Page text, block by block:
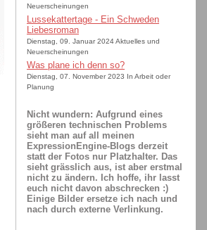
Neuerscheinungen
Lussekattertage - Ein Schweden
Liebesroman
Dienstag, 09. Januar 2024 Aktuelles und
Neuerscheinungen
Was plane ich denn so?
Dienstag, 07. November 2023 In Arbeit oder
Planung
Nicht wundern: Aufgrund eines
größeren technischen Problems
sieht man auf all meinen
ExpressionEngine-Blogs derzeit
statt der Fotos nur Platzhalter. Das
sieht grässlich aus, ist aber erstmal
nicht zu ändern. Ich hoffe, ihr lasst
euch nicht davon abschrecken :)
Einige Bilder ersetze ich nach und
nach durch externe Verlinkung.